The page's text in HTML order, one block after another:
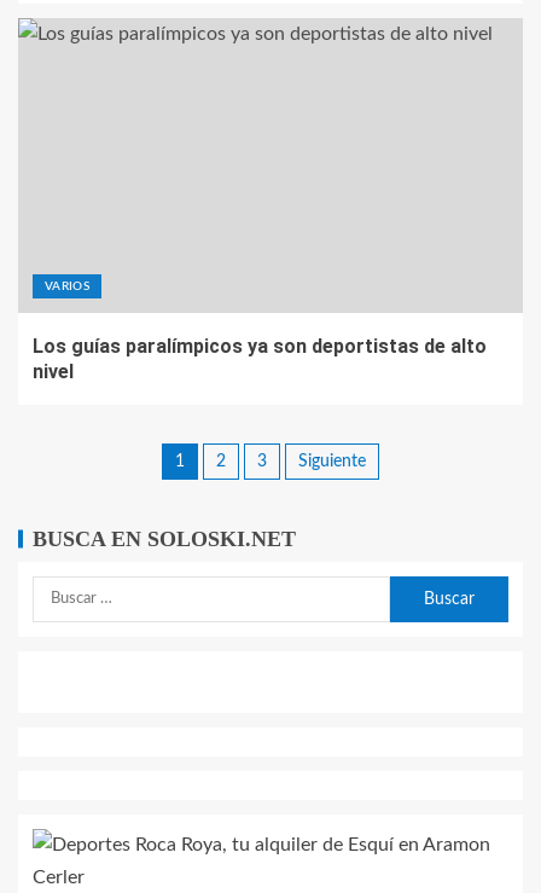
VARIOS
Los guías paralímpicos ya son deportistas de alto
nivel
1 2 3 Siguiente
BUSCA EN SOLOSKI.NET